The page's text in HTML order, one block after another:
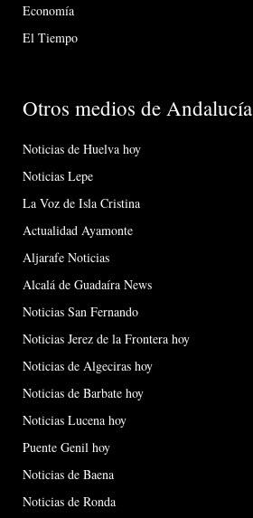
Economía
El Tiempo
Otros medios de Andalucía
Noticias de Huelva hoy
Noticias Lepe
La Voz de Isla Cristina
Actualidad Ayamonte
Aljarafe Noticias
Alcalá de Guadaíra News
Noticias San Fernando
Noticias Jerez de la Frontera hoy
Noticias de Algeciras hoy
Noticias de Barbate hoy
Noticias Lucena hoy
Puente Genil hoy
Noticias de Baena
Noticias de Ronda